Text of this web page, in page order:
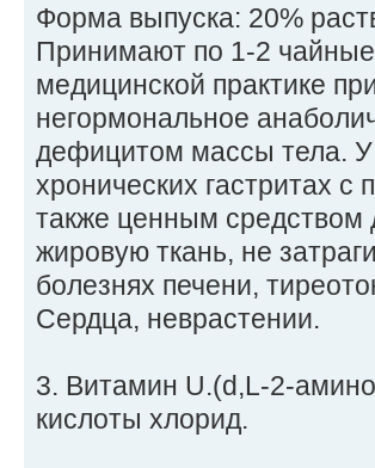
Форма выпуска: 20%
Принимают по 1-2
медицинской практике
негормональное
дефицитом массы тела.
хронических гастритах
также ценным средством
жировую ткань, не
болезнях печени,
Сердца, неврастении.
3. Витамин U.(d,L-2-
кислоты хлорид.